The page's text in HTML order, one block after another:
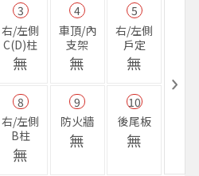
3
右/左側
C(D)柱
無
4
車頂/內
支架
無
5
右/左側
戶定
無
8
右/左側
B柱
無
9
防火牆
無
10
後尾板
無